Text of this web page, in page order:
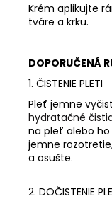
Krém aplikujte
tváre a krku.
DOPORUČENÁ
1. ČISTENIE PLETI
Pleť jemne
hydratačné
na pleť alebo
jemne
a osušte.
2. DOČISTENIE